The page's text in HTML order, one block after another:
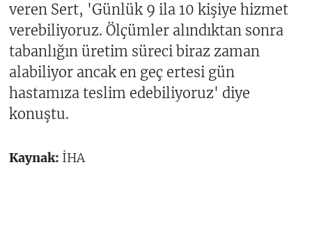
veren Sert, 'Günlük 9 ila 10 kişiye hizmet
verebiliyoruz. Ölçümler alındıktan sonra
tabanlığın üretim süreci biraz zaman
alabiliyor ancak en geç ertesi gün
hastamıza teslim edebiliyoruz' diye
konuştu.
Kaynak: İHA